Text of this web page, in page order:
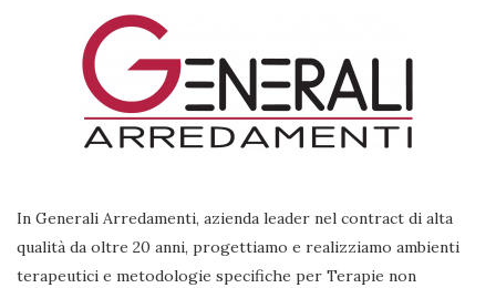
In Generali Arredamenti, azienda leader nel contract di alta
qualità da oltre 20 anni, progettiamo e realizziamo ambienti
terapeutici e metodologie specifiche per Terapie non